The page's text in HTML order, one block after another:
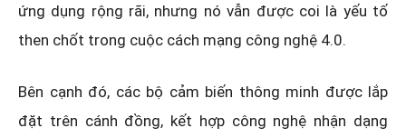
ứng dụng rộng rãi, nhưng nó vẫn được coi là yếu tố
then chốt trong cuộc cách mạng công nghệ 4.0.
Bên cạnh đó, các bộ cảm biến thông minh được lắp
đặt trên cánh đồng, kết hợp công nghệ nhận dạng